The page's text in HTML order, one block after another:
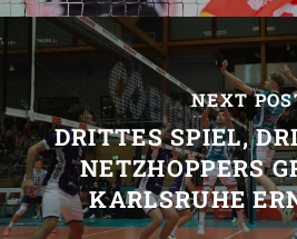
NEXT
DRITTES SPIEL,
NETZHOPPERS
KARLSRUHE